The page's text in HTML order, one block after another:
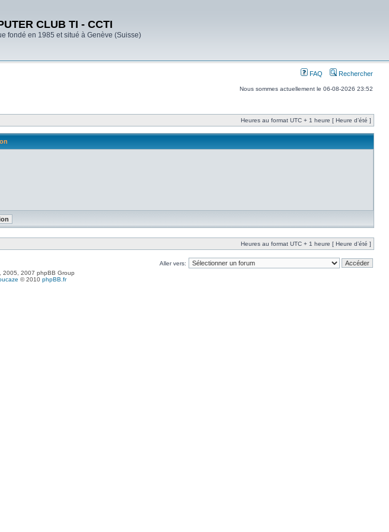
CLUB TI - CCTI
fondé en 1985 et situé à Genève (Suisse)
FAQ Rechercher
Nous sommes actuellement le 06-08-2026 23:52
Heures au format UTC + 1 heure [ Heure d’été ]
Heures au format UTC + 1 heure [ Heure d’été ]
Aller vers:
2005, 2007 phpBB Group
© 2010 phpBB.fr